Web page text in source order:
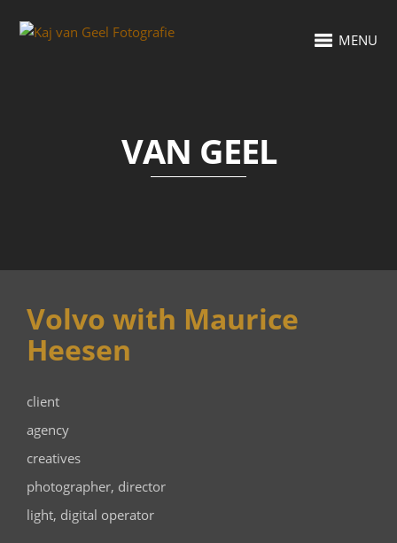
MENU
VAN GEEL
Volvo with Maurice
Heesen
client
agency
creatives
photographer, director
light, digital operator